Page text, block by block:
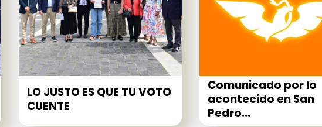
LO JUSTO ES QUE TU VOTO
CUENTE
Comunicado por lo
acontecido en San
Pedro...